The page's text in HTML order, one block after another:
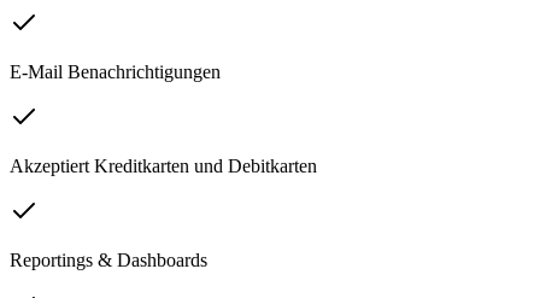
E-Mail Benachrichtigungen
Akzeptiert Kreditkarten und Debitkarten
Reportings & Dashboards